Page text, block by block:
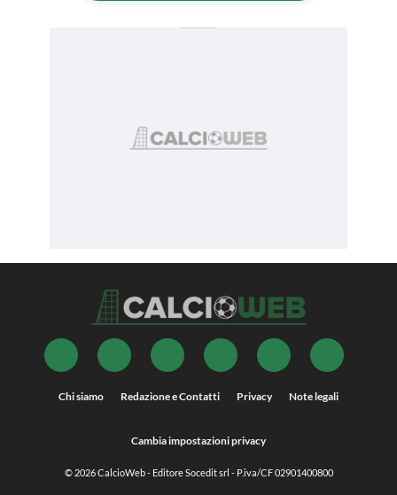
Chi siamo Redazione e Contatti Privacy Note legali
Cambia impostazioni privacy
© 2026CalcioWeb- Editore Socedit srl - P.iva/CF 02901400800